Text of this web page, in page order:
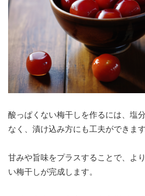
酸っぱくない梅干しを作るには、塩
なく、漬け込み方にも工夫ができます
甘みや旨味をプラスすることで、よ
い梅干しが完成します。